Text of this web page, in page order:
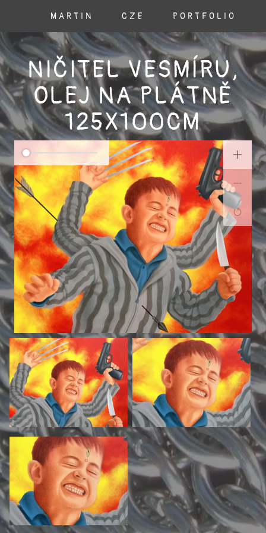
MARTIN CZE PORTFOLIO
NIČITEL VESMÍRU,
OLEJ NA PLÁTNĚ
125X100CM